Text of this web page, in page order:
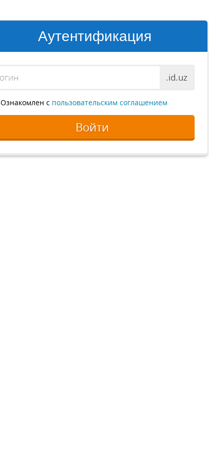
Аутентификация
.id.uz
Ознакомлен с пользовательским соглашением
Войти